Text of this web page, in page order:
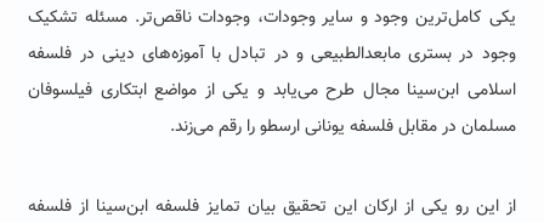
یکی کامل‌ترین وجود و سایر وجودات، وجودات ناقص‌تر. مسئله تشکیک
وجود در بستری مابعدالطبیعی و در تبادل با آموزه‌های دینی در فلسفه
اسلامی ابن‌سینا مجال طرح می‌یابد و یکی از مواضع ابتکاری فیلسوفان
مسلمان در مقابل فلسفه یونانی ارسطو را رقم می‌زند.
از این رو یکی از ارکان این تحقیق بیان تمایز فلسفه ابن‌سینا از فلسفه